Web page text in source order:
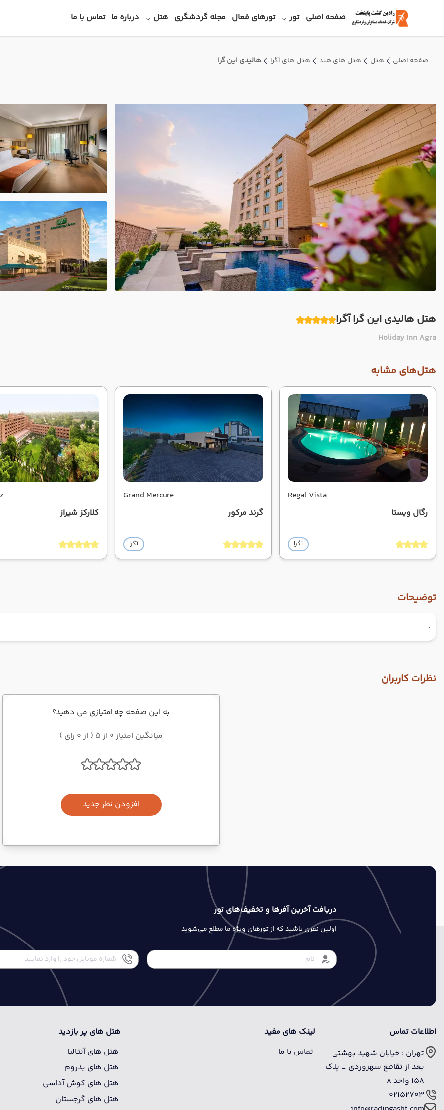
صفحه اصلی تور تورهای فعال مجله گردشگری هتل درباره ما تماس با ما
صفحه اصلی هتل هتل های هند هتل های آگرا هالیدی این گرا
هتل هالیدی این گرا آگرا
Holiday Inn Agra
هتل‌های مشابه
Regal Vista
رگال ویستا
آگرا
Grand Mercure
گرند مرکور
آگرا
کلارکز شیراز
توضیحات
.
نظرات کاربران
به این صفحه چه امتیازی می دهید؟
میانگین امتیاز 0 از 5 ( از 0 رای )
افزودن نظر جدید
دریافت آخرین آفرها و تخفیف‌های تور
اولین نفری باشید که از تورهای ویژه ما مطلع می‌شوید
اطلاعات تماس
02152703
تهران : خیابان شهید بهشتی _
بعد از تقاطع سهروردی _ پلاک
158 واحد 8
لینک های مفید
تماس با ما
هتل های پر بازدید
هتل های آنتالیا
هتل های بدروم
هتل های کوش آداسی
هتل های گرجستان